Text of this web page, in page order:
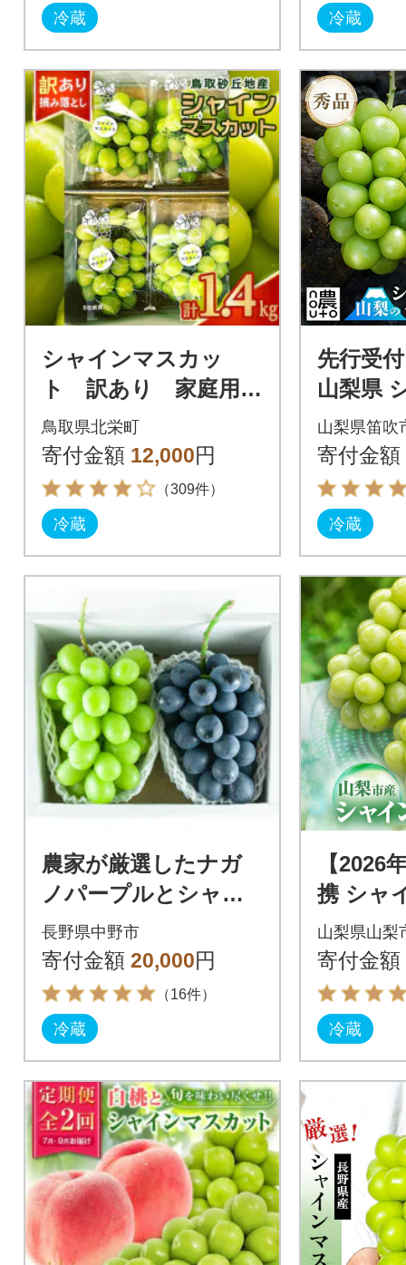
冷蔵 冷蔵
シャインマスカッ
ト 訳あり 家庭用
鳥取砂丘地産 1.4kg
(350g×4パック)
鳥取県北栄町
寄付金額 12,000円
（309件）
冷蔵
先行受
山梨県
カット
3房)
山梨県笛吹
寄付金額
冷蔵
農家が厳選したナガ
ノパープルとシャイ
ンマスカット詰合せ
長野県中野市
寄付金額 20,000円
（16件）
冷蔵
【2026
携 シャ
ト2房(
山梨県山梨
寄付金額
冷蔵